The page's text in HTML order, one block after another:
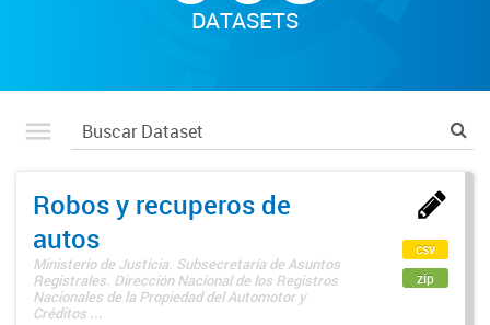
DATASETS
Robos y recuperos de
autos
Ministerio de Justicia. Subsecretaría de Asuntos
Registrales. Dirección Nacional de los Registros
Nacionales de la Propiedad del Automotor y
Créditos ...
csv
zip